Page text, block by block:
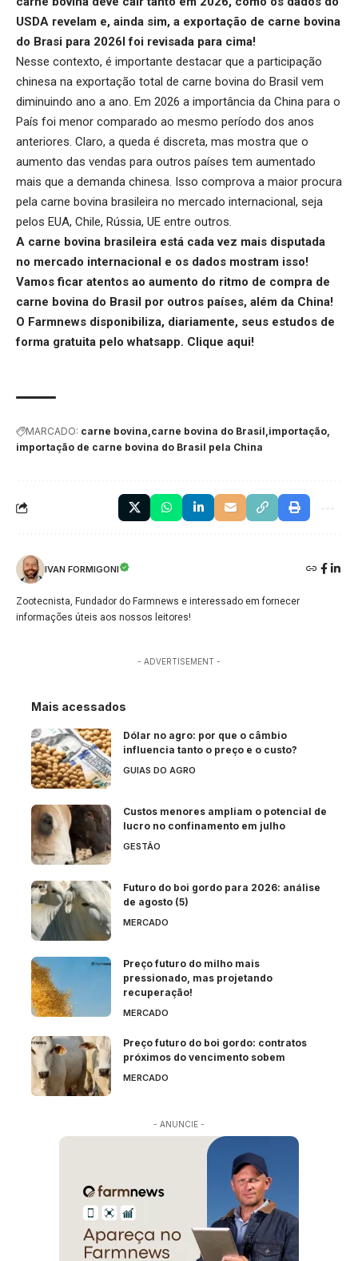
USDA revelam e, ainda sim, a exportação de carne bovina
do Brasi para 2026l foi revisada para cima!
Nesse contexto, é importante destacar que a participação
chinesa na exportação total de carne bovina do Brasil vem
diminuindo ano a ano. Em 2026 a importância da China para o
País foi menor comparado ao mesmo período dos anos
anteriores. Claro, a queda é discreta, mas mostra que o
aumento das vendas para outros países tem aumentado
mais que a demanda chinesa. Isso comprova a maior procura
pela carne bovina brasileira no mercado internacional, seja
pelos EUA, Chile, Rússia, UE entre outros.
A carne bovina brasileira está cada vez mais disputada
no mercado internacional e os dados mostram isso!
Vamos ficar atentos ao aumento do ritmo de compra de
carne bovina do Brasil por outros países, além da China!
O Farmnews disponibiliza, diariamente, seus estudos de
forma gratuita pelo whatsapp. Clique aqui!
MARCADO: carne bovina carne bovina do Brasil importação
importação de carne bovina do Brasil pela China
IVAN FORMIGONI
Zootecnista, Fundador do Farmnews e interessado em fornecer
informações úteis aos nossos leitores!
- ADVERTISEMENT -
Mais acessados
Dólar no agro: por que o câmbio
influencia tanto o preço e o custo?
GUIAS DO AGRO
Custos menores ampliam o potencial de
lucro no confinamento em julho
GESTÃO
Futuro do boi gordo para 2026: análise
de agosto (5)
MERCADO
Preço futuro do milho mais
pressionado, mas projetando
recuperação!
MERCADO
Preço futuro do boi gordo: contratos
próximos do vencimento sobem
MERCADO
- ANUNCIE -